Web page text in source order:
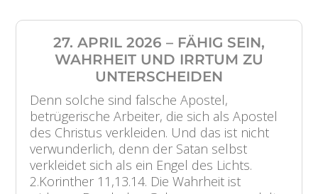
27. APRIL 2026 – FÄHIG SEIN,
WAHRHEIT UND IRRTUM ZU
UNTERSCHEIDEN
Denn solche sind falsche Apostel,
betrügerische Arbeiter, die sich als Apostel
des Christus verkleiden. Und das ist nicht
verwunderlich, denn der Satan selbst
verkleidet sich als ein Engel des Lichts.
2.Korinther 11,13.14. Die Wahrheit ist